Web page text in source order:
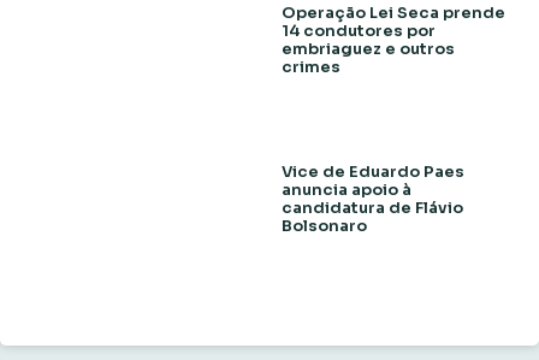
Operação Lei Seca prende
14 condutores por
embriaguez e outros
crimes
Vice de Eduardo Paes
anuncia apoio à
candidatura de Flávio
Bolsonaro